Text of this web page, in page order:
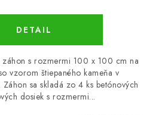
DETAIL
záhon s rozmermi 100 x 100 cm na
vzorom štiepaného kameňa v
sa skladá zo 4 ks betónových
dosiek s rozmermi...